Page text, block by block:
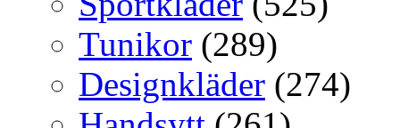
Tunikor (289)
Designkläder (274)